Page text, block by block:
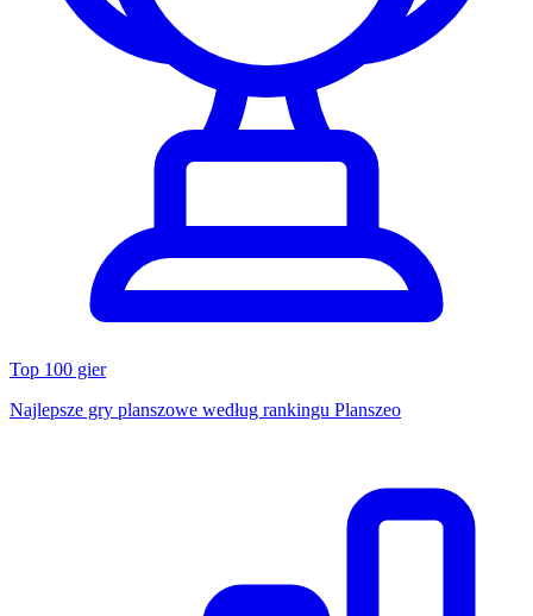
Top 100 gier
Najlepsze gry planszowe według rankingu Planszeo